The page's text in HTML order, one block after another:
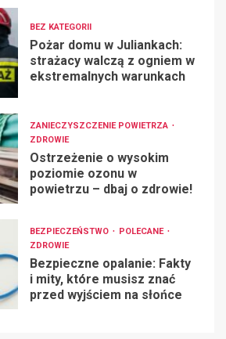
BEZ KATEGORII
Pożar domu w Juliankach:
strażacy walczą z ogniem w
ekstremalnych warunkach
ZANIECZYSZCZENIE POWIETRZA
ZDROWIE
Ostrzeżenie o wysokim
poziomie ozonu w
powietrzu – dbaj o zdrowie!
BEZPIECZEŃSTWO
POLECANE
ZDROWIE
Bezpieczne opalanie: Fakty
i mity, które musisz znać
przed wyjściem na słońce